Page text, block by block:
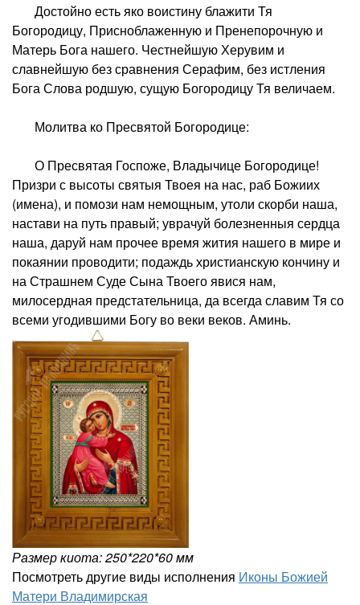
Достойно есть яко воистину блажити Тя
Богородицу, Присноблаженную и Пренепорочную и
Матерь Бога нашего. Честнейшую Херувим и
славнейшую без сравнения Серафим, без истления
Бога Слова родшую, сущую Богородицу Тя величаем.
Молитва ко Пресвятой Богородице:
О Пресвятая Госпоже, Владычице Богородице!
Призри с высоты святыя Твоея на нас, раб Божиих
(имена), и помози нам немощным, утоли скорби наша,
настави на путь правый; уврачуй болезненныя сердца
наша, даруй нам прочее время жития нашего в мире и
покаянии проводити; подаждь христианскую кончину и
на Страшнем Суде Сына Твоего явися нам,
милосердная предстательница, да всегда славим Тя со
всеми угодившими Богу во веки веков. Аминь.
Размер киота: 250*220*60 мм
Посмотреть другие виды исполнения Иконы Божией
Матери Владимирская